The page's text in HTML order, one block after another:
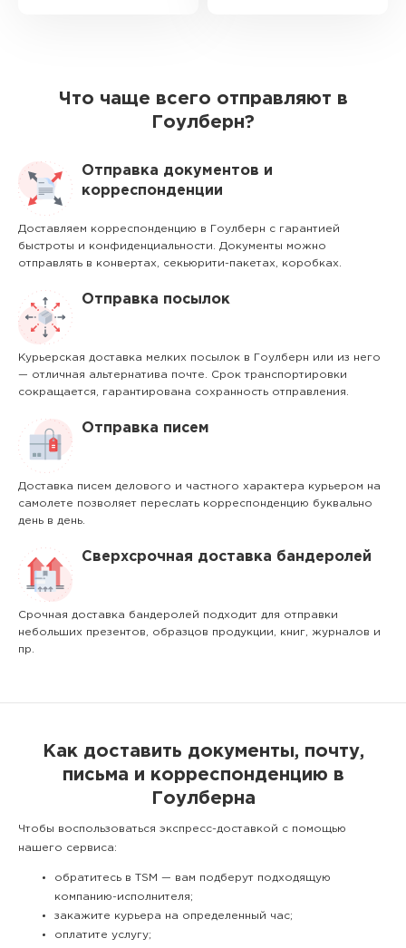
Что чаще всего отправляют в
Гоулберн?
Отправка документов и
корреспонденции
Доставляем корреспонденцию в Гоулберн с гарантией
быстроты и конфиденциальности. Документы можно
отправлять в конвертах, секьюрити-пакетах, коробках.
Отправка посылок
Курьерская доставка мелких посылок в Гоулберн или из него
— отличная альтернатива почте. Срок транспортировки
сокращается, гарантирована сохранность отправления.
Отправка писем
Доставка писем делового и частного характера курьером на
самолете позволяет переслать корреспонденцию буквально
день в день.
Сверхсрочная доставка бандеролей
Срочная доставка бандеролей подходит для отправки
небольших презентов, образцов продукции, книг, журналов и
пр.
Как доставить документы, почту,
письма и корреспонденцию в
Гоулберна
Чтобы воспользоваться экспресс-доставкой с помощью
нашего сервиса:
обратитесь в TSM — вам подберут подходящую
компанию-исполнителя;
закажите курьера на определенный час;
оплатите услугу;